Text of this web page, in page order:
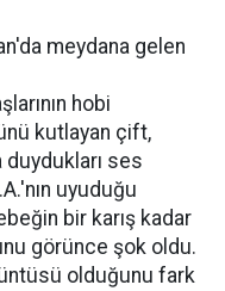
meydana gelen
hobi
kutlayan çift,
ses
uyuduğu
bir karış kadar
görünce şok oldu.
olduğunu fark